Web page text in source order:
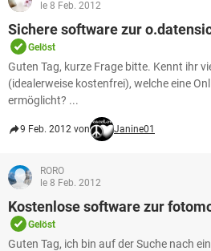
le 8 Feb. 2012
Sichere software zur
Gelöst
Guten Tag, kurze Frage bitte. Kennt ihr
(idealerweise kostenfrei), welche eine
ermöglicht? ...
9 Feb. 2012 von Janine01
RORO
le 8 Feb. 2012
Kostenlose software zur
Gelöst
Guten Tag, ich bin auf der Suche nach